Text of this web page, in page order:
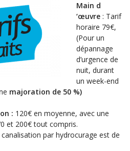
Main d
‘œuvre : Tarif
horaire 79€,
(Pour un
dépannage
d’urgence de
nuit, durant
un week-end
majoration de 50 %)
: 120€ en moyenne, avec une
et 200€ tout compris.
par hydrocurage est de